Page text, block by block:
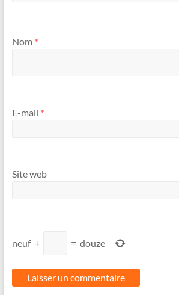
Nom *
E-mail *
Site web
neuf + = douze